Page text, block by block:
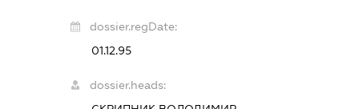
dossier.regDate:
01.12.95
dossier.heads: